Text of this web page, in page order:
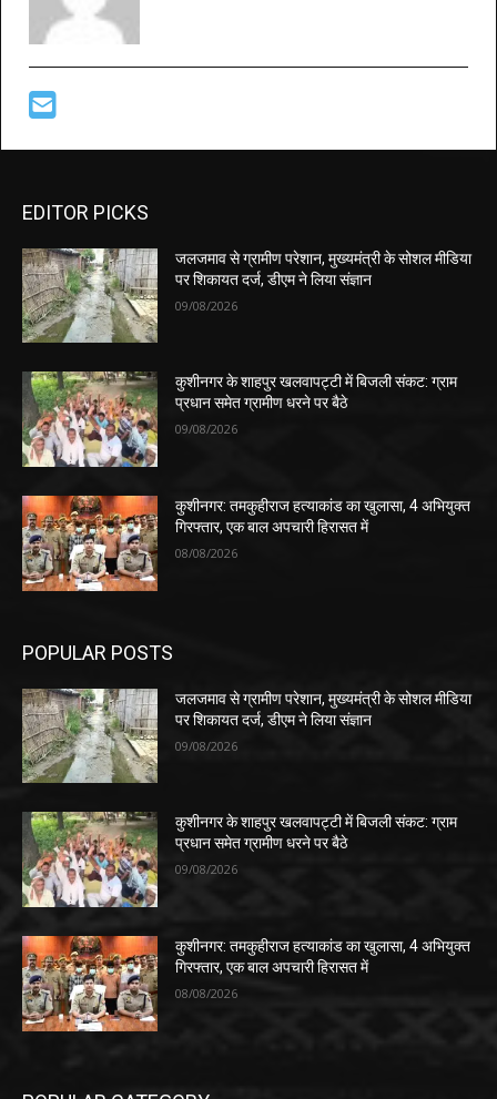
EDITOR PICKS
जलजमाव से ग्रामीण परेशान, मुख्यमंत्री के सोशल मीडिया
पर शिकायत दर्ज, डीएम ने लिया संज्ञान
09/08/2026
कुशीनगर के शाहपुर खलवापट्टी में बिजली संकट: ग्राम
प्रधान समेत ग्रामीण धरने पर बैठे
09/08/2026
कुशीनगर: तमकुहीराज हत्याकांड का खुलासा, 4 अभियुक्त
गिरफ्तार, एक बाल अपचारी हिरासत में
08/08/2026
POPULAR POSTS
जलजमाव से ग्रामीण परेशान, मुख्यमंत्री के सोशल मीडिया
पर शिकायत दर्ज, डीएम ने लिया संज्ञान
09/08/2026
कुशीनगर के शाहपुर खलवापट्टी में बिजली संकट: ग्राम
प्रधान समेत ग्रामीण धरने पर बैठे
09/08/2026
कुशीनगर: तमकुहीराज हत्याकांड का खुलासा, 4 अभियुक्त
गिरफ्तार, एक बाल अपचारी हिरासत में
08/08/2026